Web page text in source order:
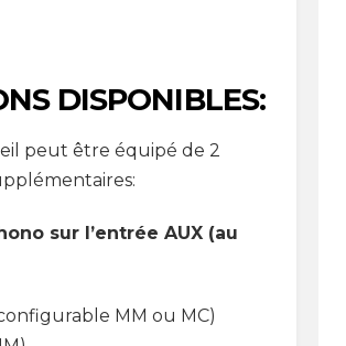
DISPONIBLES:
peut être équipé de 2
sur l’entrée AUX (au
MM ou MC)